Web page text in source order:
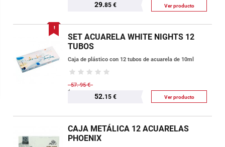
29.85 € Ver producto
SET ACUARELA WHITE NIGHTS 12
TUBOS
Caja de plástico con 12 tubos de acuarela de 10ml
57.95 €
52.15 € Ver producto
CAJA METÁLICA 12 ACUARELAS
PHOENIX